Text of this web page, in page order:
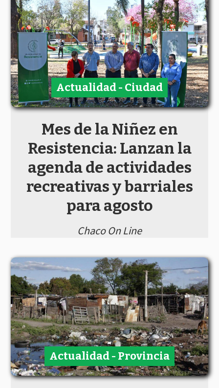
Mes de la Niñez en
Resistencia: Lanzan la
agenda de actividades
recreativas y barriales
para agosto
Chaco On Line
Actualidad - Ciudad
Actualidad - Provincia